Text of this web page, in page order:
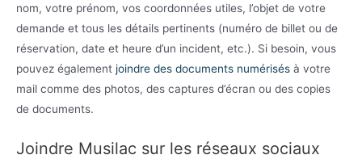
nom, votre prénom, vos coordonnées utiles, l’objet de votre
demande et tous les détails pertinents (numéro de billet ou de
réservation, date et heure d’un incident, etc.). Si besoin, vous
pouvez également joindre des documents numérisés à votre
mail comme des photos, des captures d’écran ou des copies
de documents.
Joindre Musilac sur les réseaux sociaux